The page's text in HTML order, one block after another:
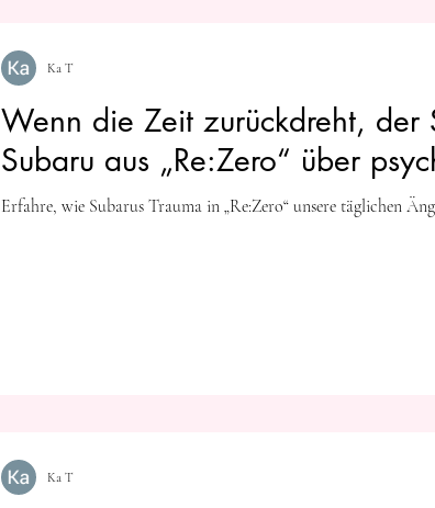
Wenn die Zeit zurückdreht,
Subaru aus „Re:Zero“ über
Erfahre, wie Subarus Trauma in „Re:Zero“ unsere täglichen
Ka T
Ka T